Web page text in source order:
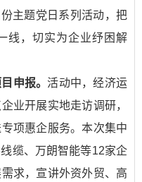
主题党日系列活动，把
线，切实为企业纾困解
申报。 活动中，经济运
业开展实地走访调研，
项惠企服务。本次集中
缆、万朗智能等12家企
求，宣讲外资外贸、高